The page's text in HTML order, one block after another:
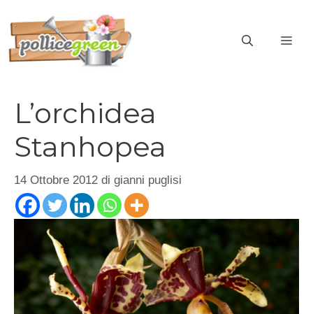
contenuto
L’orchidea
Stanhopea
14 Ottobre 2012 di gianni puglisi